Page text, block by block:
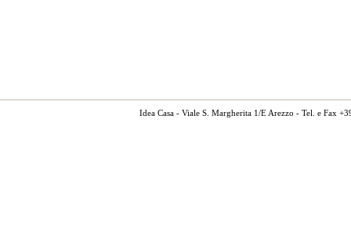
Idea Casa - Viale S. Margherita 1/E Arezzo - Tel. e Fax